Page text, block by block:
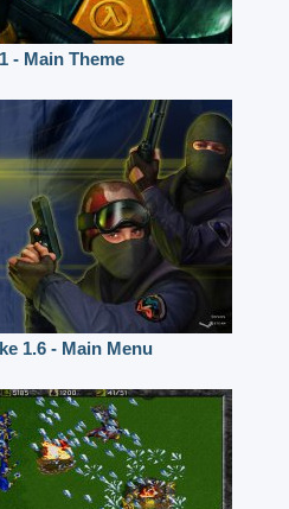
- Main Theme
1.6 - Main Menu